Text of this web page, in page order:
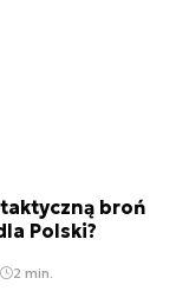
broń
Polski?
2 min.